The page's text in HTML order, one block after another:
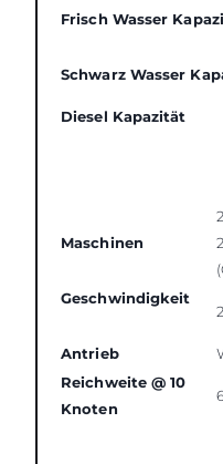
Frisch Wasser
Schwarz Wasser
Diesel Kapazität
Maschinen
Geschwindigkeit
Antrieb
Reichweite @ 10
Knoten